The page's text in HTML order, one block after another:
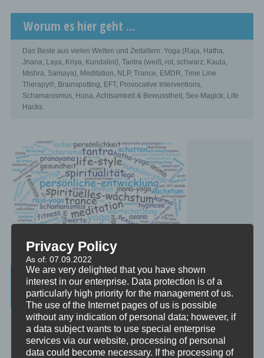
Worum es hier geht ...
Das Beste aus vielen Welten und Zeitaltern: Yoga (Raja, Hatha,
Jnana, Laya, Kriya, Kundalini), Tantra (weiß, rot, schwarz, Kaula,
Mishra, Samaya), Meditation, NLP, Trance, EMDR, Time Line
Therapy®, Brainspotting, EFT, Provocative Interventions,
Schamanismus, Huna, Achtsamkeit & Bewusstheit, Sex-Magick, Life
Hacks.
Beratung, Mentoring, Supervision und
Ausbildung
Beratung
Beratung ist das individuelle Aufarbeiten verschiedenster
Problemstellungen durch Interaktion zwischen einer unabhängigen
Person und einem Klienten.
Privacy Policy
As of: 07.09.2022
We are very delighted that you have shown
interest in our enterprise. Data protection is of a
particularly high priority for the management of us.
The use of the Internet pages of us is possible
without any indication of personal data; however, if
a data subject wants to use special enterprise
services via our website, processing of personal
data could become necessary. If the processing of